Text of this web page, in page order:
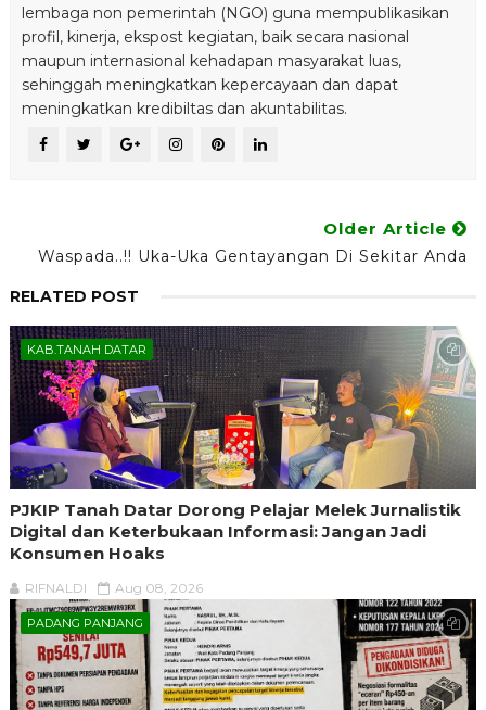
lembaga non pemerintah (NGO) guna mempublikasikan
profil, kinerja, ekspost kegiatan, baik secara nasional
maupun internasional kehadapan masyarakat luas,
sehinggah meningkatkan kepercayaan dan dapat
meningkatkan kredibiltas dan akuntabilitas.
Older Article
Waspada..!! Uka-Uka Gentayangan Di Sekitar Anda
RELATED POST
KAB.TANAH DATAR
PJKIP Tanah Datar Dorong Pelajar Melek Jurnalistik
Digital dan Keterbukaan Informasi: Jangan Jadi
Konsumen Hoaks
RIFNALDI Aug 08, 2026
PADANG PANJANG